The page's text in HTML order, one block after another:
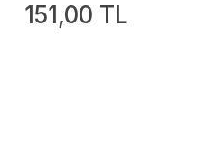
151,00 TL